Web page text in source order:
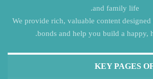
and family life.
We provide rich, valuable content
bonds and help you build a happy,
KEY PAGES